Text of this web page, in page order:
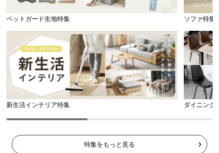
ペットガード生地特集 ソファ特集
新生活インテリア特集 ダイニング
特集をもっと見る